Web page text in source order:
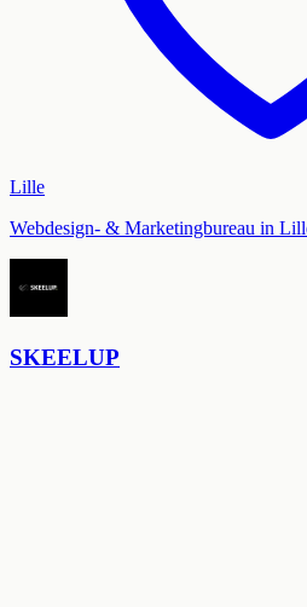
Lille
Webdesign- & Marketingbureau in
SKEELUP